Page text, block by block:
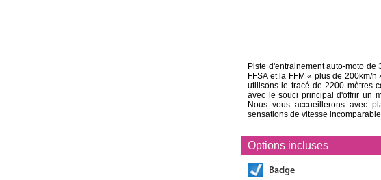
Options incluses
Badge
Piste d'entrainement auto-moto
FFSA et la FFM « plus de 200km/
utilisons le tracé de 2200 mètres
avec le souci principal d'offrir un
Nous vous accueillerons avec
sensations de vitesse